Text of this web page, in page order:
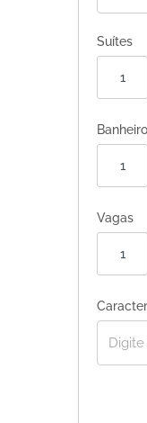
Suítes
1
1
Vagas
1